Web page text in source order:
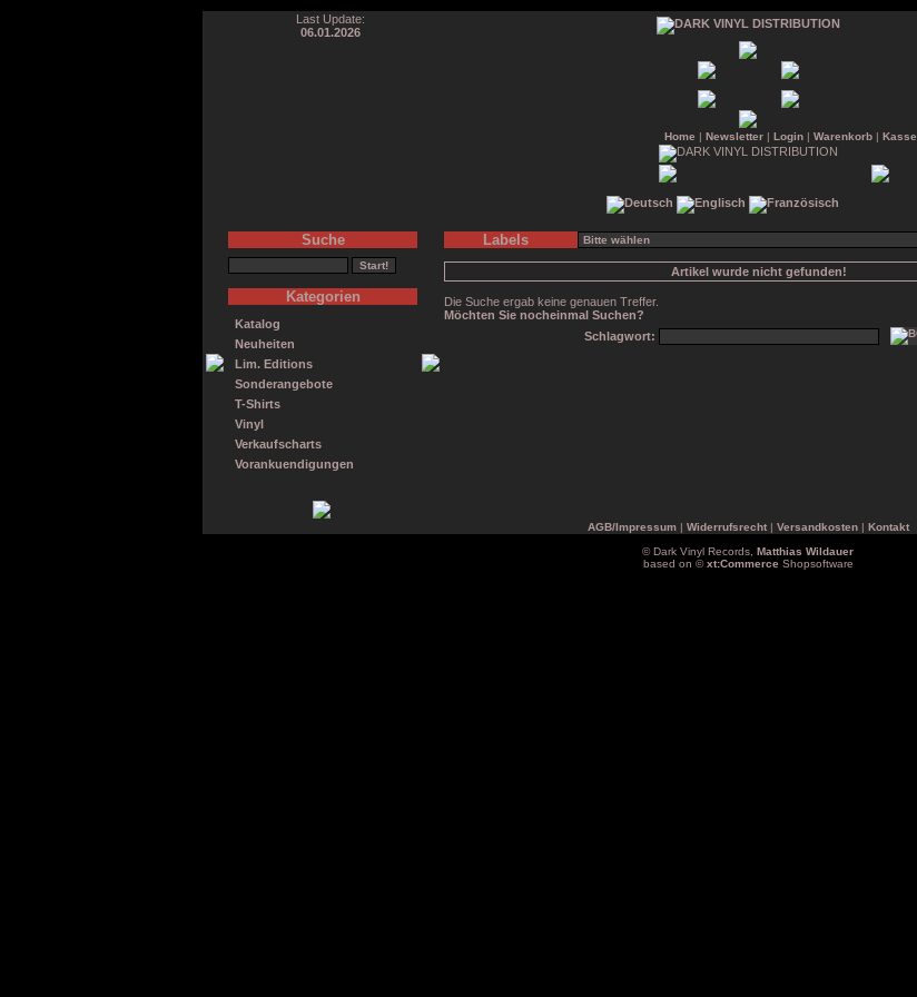
Last Update:
06.01.2026
Home | Newsletter| Login| Warenkorb| Kasse
Suche
Kategorien
Katalog
Neuheiten
Lim. Editions
Sonderangebote
T-Shirts
Vinyl
Verkaufscharts
Vorankuendigungen
Labels
Artikel wurde nicht gefunden!
Die Suche ergab keine genauen Treffer.
Möchten Sie nocheinmal Suchen?
Schlagwort:
AGB/Impressum| Widerrufsrecht| Versandkosten| Kontakt
© Dark Vinyl Records, Matthias Wildauer
based on ©xt:CommerceShopsoftware